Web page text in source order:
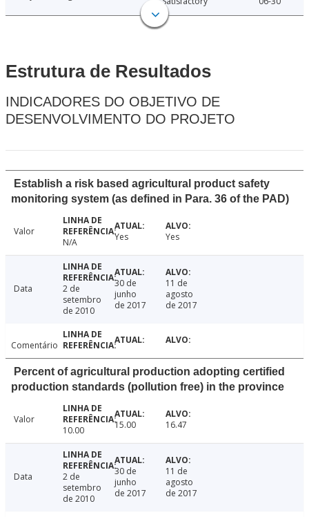
Estrutura de Resultados
INDICADORES DO OBJETIVO DE
DESENVOLVIMENTO DO PROJETO
Establish a risk based agricultural product safety
monitoring system (as defined in Para. 36 of the PAD)
Valor
N/A
Yes Yes
Data
2 de
setembro
de 2010
30 de
junho
de 2017
11 de
agosto
de 2017
Comentário
Percent of agricultural production adopting certified
production standards (pollution free) in the province
Valor
10.00
15.00 16.47
Data
2 de
setembro
de 2010
30 de
junho
de 2017
11 de
agosto
de 2017